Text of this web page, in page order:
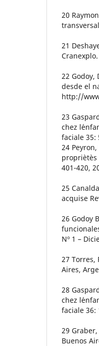
20
21
22 Godoy,
desde el
http://
23
chez
faciale 35:
24
propriètès
401-420,
25
acquise
26 Godoy
Nº 1 –
27 Torres,
Aires,
28
chez
faciale 36:
29
Buenos